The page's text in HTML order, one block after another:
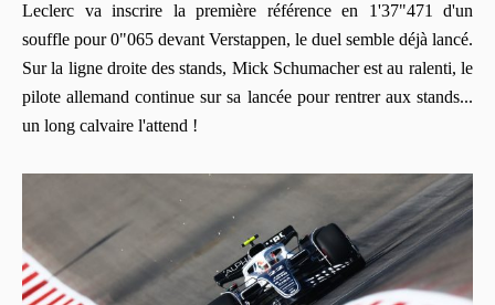
Leclerc va inscrire la première référence en 1'37"471 d'un
souffle pour 0"065 devant Verstappen, le duel semble déjà lancé.
Sur la ligne droite des stands, Mick Schumacher est au ralenti, le
pilote allemand continue sur sa lancée pour rentrer aux stands...
un long calvaire l'attend !